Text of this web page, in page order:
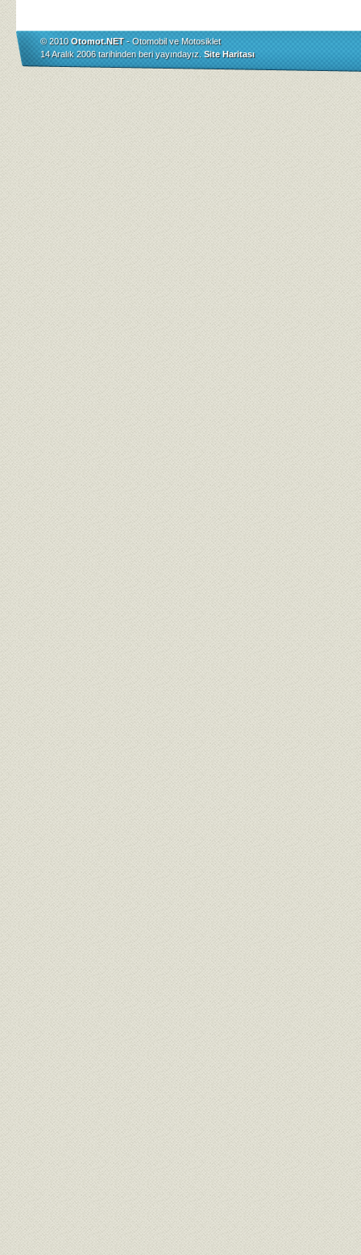
© 2010Otomot.NET- Otomobil ve Motosiklet
14 Aralık 2006 tarihinden beri yayındayız. Site Haritası